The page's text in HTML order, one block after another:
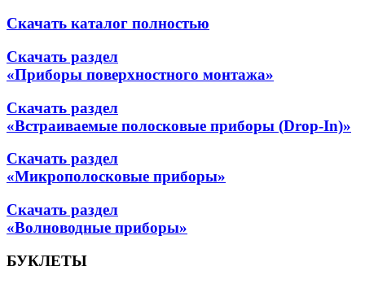
Скачать каталог полностью
Скачать раздел
«Приборы поверхностного монтажа»
Скачать раздел
«Встраиваемые полосковые приборы (Drop-In)»
Скачать раздел
«Микрополосковые приборы»
Скачать раздел
«Волноводные приборы»
БУКЛЕТЫ